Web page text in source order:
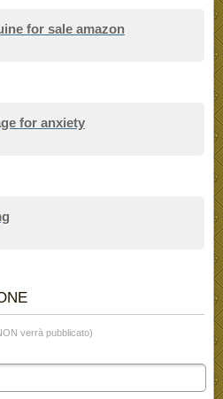
for sale amazon
for anxiety
verrà pubblicato)